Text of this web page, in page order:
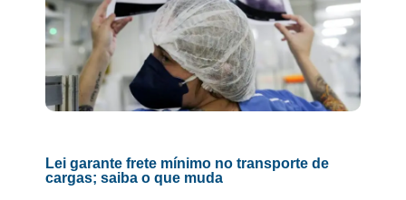
Lei garante frete mínimo no transporte de
cargas; saiba o que muda